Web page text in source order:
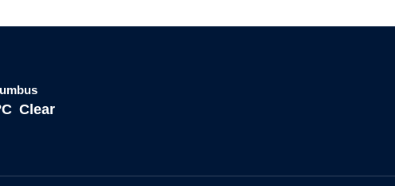
Clear